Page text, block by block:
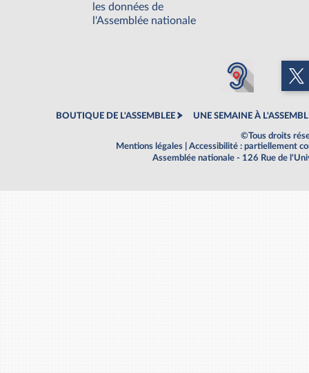
les données de
l'Assemblée nationale
BOUTIQUE DE L'ASSEMBLEE UNE SEMAINE À
©Tous droits
Mentions légales
Accessibilité : partiellement
Assemblée nationale - 126 Rue de